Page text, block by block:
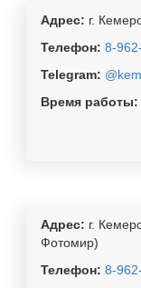
Адрес: г.
Телефон: 8-
Telegram:
Время работы:
Адрес: г.
Фотомир)
Телефон: 8-